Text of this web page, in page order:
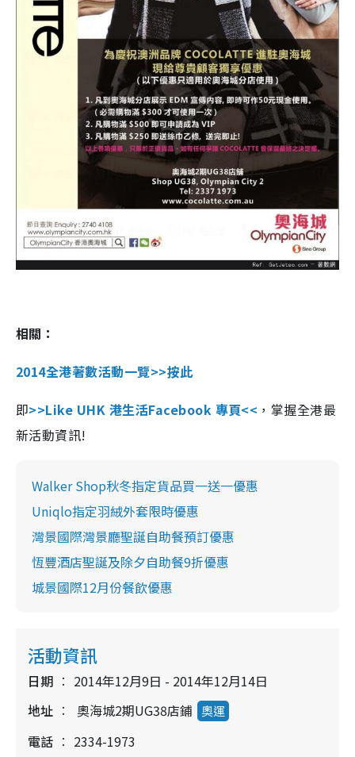
相關：
2014全港著數活動一覽>>按此
即>>Like UHK 港生活Facebook 專頁<< ，掌握全港最
新活動資訊!
Walker Shop秋冬指定貨品買一送一優惠
Uniqlo指定羽絨外套限時優惠
灣景國際灣景廳聖誕自助餐預訂優惠
恆豐酒店聖誕及除夕自助餐9折優惠
城景國際12月份餐飲優惠
活動資訊
日期
2014年12月9日 - 2014年12月14日
地址
奧海城2期UG38店鋪 奧運
電話 2334-1973